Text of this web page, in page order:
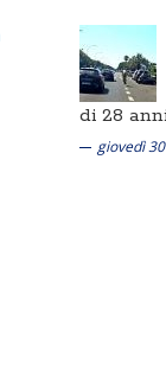
di 28
giovedì